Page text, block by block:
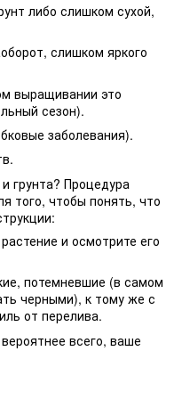
либо слишком сухой,
слишком яркого
выращивании это
сезон).
заболевания).
грунта? Процедура
того, чтобы понять, что
и осмотрите его
потемневшие (в самом
черными), к тому же с
от перелива.
всего, ваше